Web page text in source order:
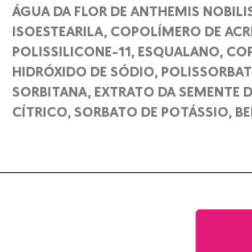
ÁGUA DA FLOR DE ANTHEMIS
ISOESTEARILA, COPOLÍMERO DE
POLISSILICONE-11, ESQUALANO,
HIDRÓXIDO DE SÓDIO,
SORBITANA, EXTRATO DA SEMENTE
CÍTRICO, SORBATO DE POTÁSSIO,